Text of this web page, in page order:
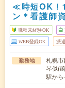
≪時短OK！
ン＊看護師
職種未経験OK
WEB登録OK 派遣
勤務地
札幌市
琴似(
駅か